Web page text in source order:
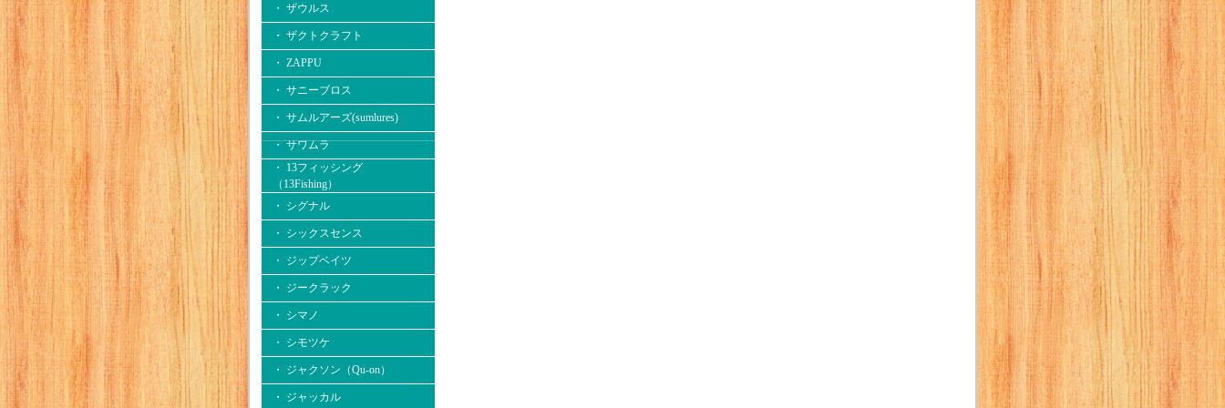
・ ザウルス
・ ザクトクラフト
・ ZAPPU
・ サニーブロス
・ サムルアーズ(sumlures)
・ サワムラ
・ 13フィッシング
（13Fishing）
・ シグナル
・ シックスセンス
・ ジップベイツ
・ ジークラック
・ シマノ
・ シモツケ
・ ジャクソン（Qu-on）
・ ジャッカル